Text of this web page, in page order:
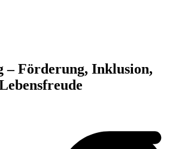
– Förderung, Inklusion,